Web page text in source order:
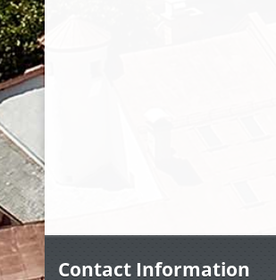
Contact Information